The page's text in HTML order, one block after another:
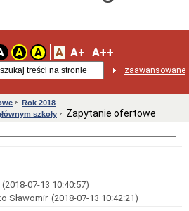
A A A A+ A++
zaawansowane
Rok 2018
szkoły
Zapytanie ofertowe
(2018-07-13 10:40:57)
Sławomir (2018-07-13 10:42:21)